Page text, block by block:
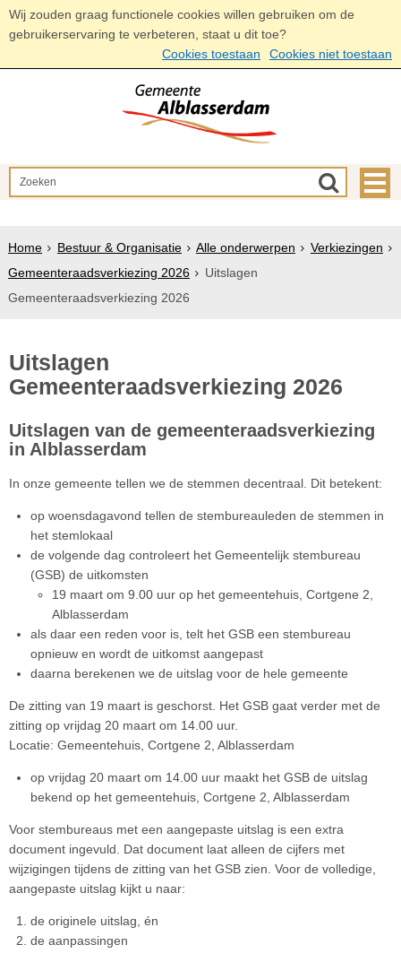
Wij zouden graag functionele cookies willen gebruiken om de
gebruikerservaring te verbeteren, staat u dit toe?
Cookies toestaan
Cookies niet toestaan
Home Bestuur & Organisatie Alle onderwerpen
Verkiezingen
Gemeenteraadsverkiezing 2026
Uitslagen
Gemeenteraadsverkiezing 2026
Uitslagen
Gemeenteraadsverkiezing 2026
Uitslagen van de gemeenteraadsverkiezing
in Alblasserdam
In onze gemeente tellen we de stemmen decentraal. Dit betekent:
op woensdagavond tellen de stembureauleden de stemmen in
het stemlokaal
de volgende dag controleert het Gemeentelijk stembureau
(GSB) de uitkomsten
19 maart om 9.00 uur op het gemeentehuis, Cortgene 2,
Alblasserdam
als daar een reden voor is, telt het GSB een stembureau
opnieuw en wordt de uitkomst aangepast
daarna berekenen we de uitslag voor de hele gemeente
De zitting van 19 maart is geschorst. Het GSB gaat verder met de
zitting op vrijdag 20 maart om 14.00 uur.
Locatie: Gemeentehuis, Cortgene 2, Alblasserdam
op vrijdag 20 maart om 14.00 uur maakt het GSB de uitslag
bekend op het gemeentehuis, Cortgene 2, Alblasserdam
Voor stembureaus met een aangepaste uitslag is een extra
document ingevuld. Dat document laat alleen de cijfers met
wijzigingen tijdens de zitting van het GSB zien. Voor de volledige,
aangepaste uitslag kijkt u naar:
de originele uitslag, én
de aanpassingen